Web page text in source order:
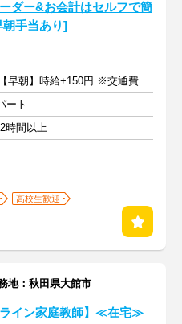
ダー&お会計はセルフで簡
手当あり]
時給1050円～【早朝】時給+150円 ※交通費支給
ート
時間以上
高校生歓迎
：秋田県大館市
ライン家庭教師】≪在宅≫